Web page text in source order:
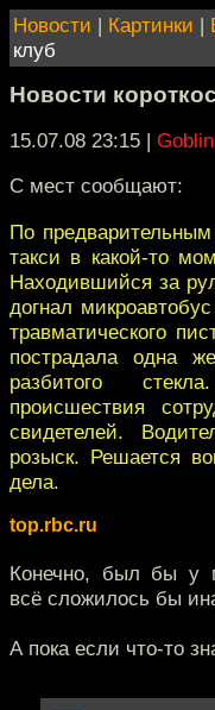
Новости | Картинки |
клуб
Новости
15.07.08 23:15 | Goblin
С мест сообщают:
По
такси в какой-то
Находившийся за
догнал
травматического
пострадала одна
разбитого
происшествия
свидетелей.
розыск. Решается
дела.
top.rbc.ru
Конечно, был бы у
всё сложилось бы
А пока если что-то